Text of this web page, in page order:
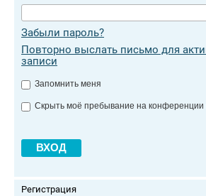
Забыли пароль?
Повторно выслать письмо для
записи
Запомнить меня
Скрыть моё пребывание на конференции
Регистрация